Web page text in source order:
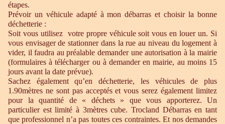
étapes.
Prévoir un véhicule adapté à mon débarras et choisir la bonne
déchetterie :
Soit vous utilisez votre propre véhicule soit vous en louer un. Si
vous envisager de stationner dans la rue au niveau du logement à
vider, il faudra au préalable demander une autorisation à la mairie
(formulaires à télécharger ou à demander en mairie, au moins 15
jours avant la date prévue).
Sachez également qu’en déchetterie, les véhicules de plus
1.90mètres ne sont pas acceptés et vous serez également limitez
pour la quantité de « déchets » que vous apporterez. Un
particulier est limité à 3mètres cube. Trocland Débarras en tant
que professionnel n’a pas toutes ces contraintes. Et nos demandes